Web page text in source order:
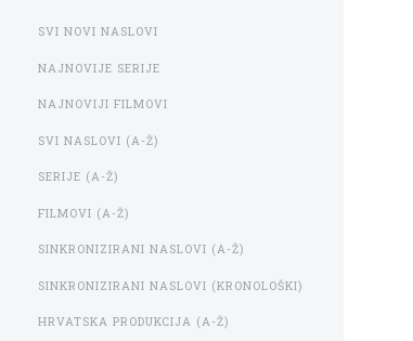
SVI NOVI NASLOVI
NAJNOVIJE SERIJE
NAJNOVIJI FILMOVI
SVI NASLOVI (A-Ž)
SERIJE (A-Ž)
FILMOVI (A-Ž)
SINKRONIZIRANI NASLOVI (A-Ž)
SINKRONIZIRANI NASLOVI (KRONOLOŠKI)
HRVATSKA PRODUKCIJA (A-Ž)